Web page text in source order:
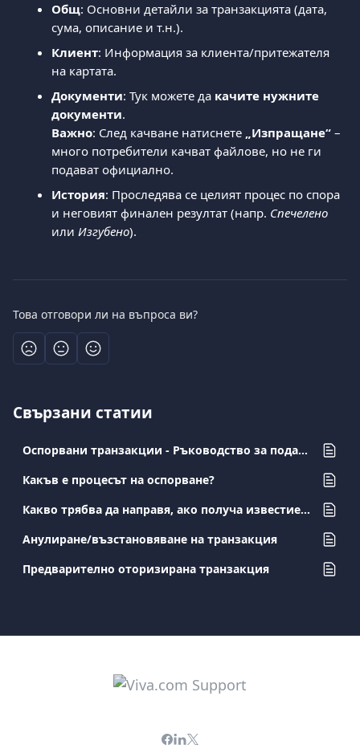
Общ: Основни детайли за транзакцията (дата,
сума, описание и т.н.).
Клиент: Информация за клиента/притежателя
на картата.
Документи: Тук можете да качите нужните
документи.
Важно: След качване натиснете „Изпращане“ –
много потребители качват файлове, но не ги
подават официално.
История: Проследява се целият процес по спора
и неговият финален резултат (напр. Спечелено
или Изгубено).
Това отговори ли на въпроса ви?
Свързани статии
Оспорвани транзакции - Ръководство за подаване на документи за търговци
Какъв е процесът на оспорване?
Какво трябва да направя, ако получа известие за оспорване?
Анулиране/възстановяване на транзакция
Предварително оторизирана транзакция